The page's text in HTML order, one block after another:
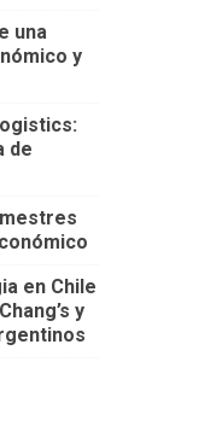
una
y
de
en Chile
y